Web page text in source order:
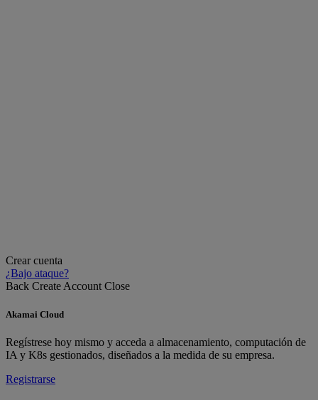
Crear cuenta
¿Bajo ataque?
Back Create Account Close
Akamai Cloud
Regístrese hoy mismo y acceda a almacenamiento, computación de
IA y K8s gestionados, diseñados a la medida de su empresa.
Registrarse